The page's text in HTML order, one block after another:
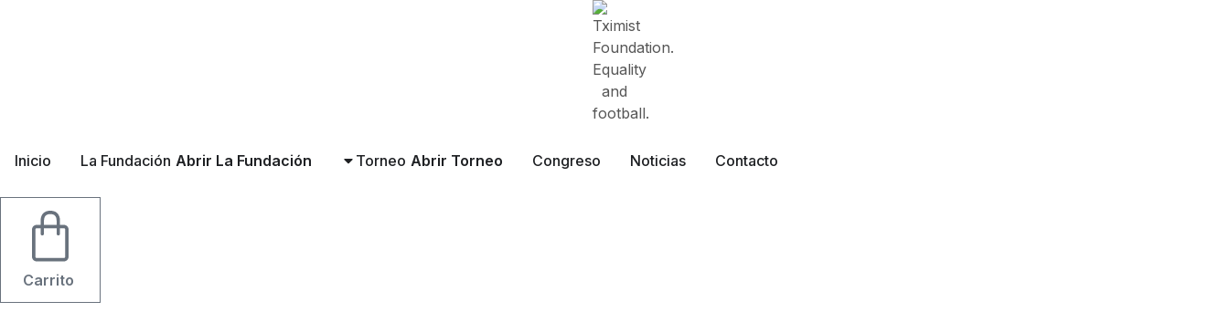
Inicio La Fundación Abrir La Fundación Torneo Abrir Torneo Congreso Noticias Contacto
Carrito